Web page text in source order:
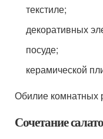
текстиле;
декоративных
посуде;
керамической
Обилие комнатных
Сочетание